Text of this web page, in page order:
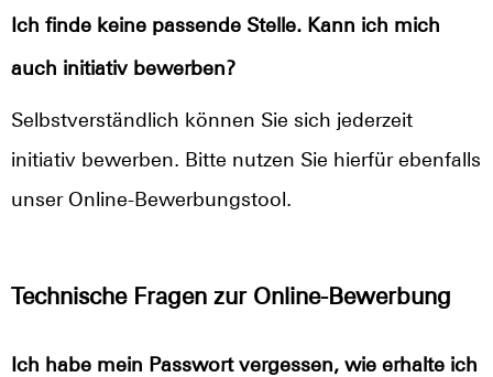
Ich finde keine passende Stelle. Kann ich mich
auch initiativ bewerben?
Selbstverständlich können Sie sich jederzeit
initiativ bewerben. Bitte nutzen Sie hierfür ebenfalls
unser Online-Bewerbungstool.
Technische Fragen zur Online-Bewerbung
Ich habe mein Passwort vergessen, wie erhalte ich